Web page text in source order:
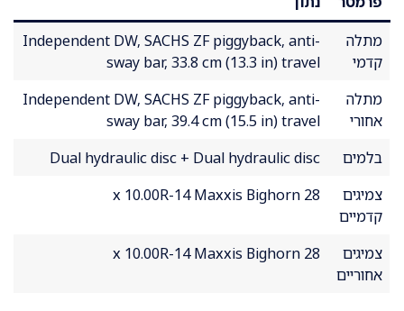
מתלה
קדמי
Independent DW, SACHS ZF piggyback, anti-
sway bar, 33.8 cm (13.3 in) travel
מתלה
אחורי
Independent DW, SACHS ZF piggyback, anti-
sway bar, 39.4 cm (15.5 in) travel
בלמים
Dual hydraulic disc + Dual hydraulic disc
צמיגים
קדמיים
28 x 10.00R-14 Maxxis Bighorn
צמיגים
אחוריים
28 x 10.00R-14 Maxxis Bighorn